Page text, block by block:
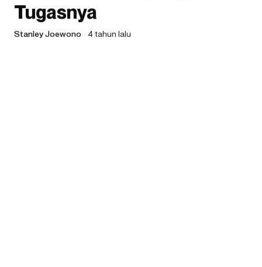
Tugasnya
Stanley Joewono 4 tahun lalu